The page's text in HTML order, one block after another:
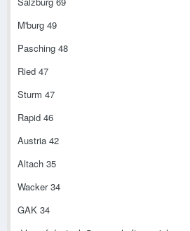
M'burg 49
Pasching 48
Ried 47
Sturm 47
Rapid 46
Austria 42
Altach 35
Wacker 34
GAK 34